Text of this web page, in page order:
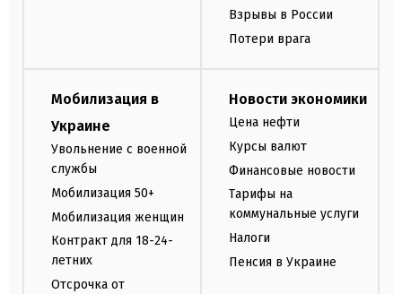
Взрывы в России
Потери врага
Мобилизация в
Украине
Увольнение с военной
службы
Мобилизация 50+
Мобилизация женщин
Контракт для 18-24-
летних
Отсрочка от
Новости экономики
Цена нефти
Курсы валют
Финансовые новости
Тарифы на
коммунальные услуги
Налоги
Пенсия в Украине